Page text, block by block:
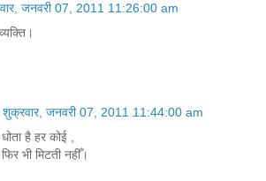
जनवरी 07, 2011 11:26:00 am
शुक्रवार, जनवरी 07, 2011 11:44:00 am
है हर कोई ,
भी मिटती नहीँ।